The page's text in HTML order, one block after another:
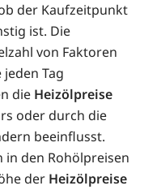
der Kaufzeitpunkt
ist. Die
von Faktoren
Tag
die Heizölpreise
oder durch die
beeinflusst.
in den Rohölpreisen
der Heizölpreise